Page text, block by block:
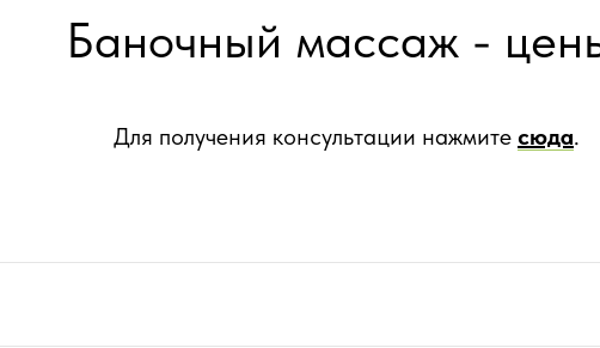
Баночный массаж -
Для получения консультации нажмите сюда.